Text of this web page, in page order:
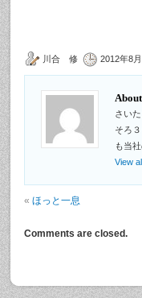
川合 修 2012年8
さい
そろ
も当
View
« ほっと一息
Comments are closed.